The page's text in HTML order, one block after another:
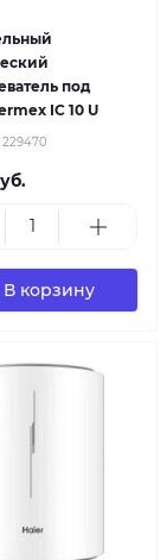
под
IC 10 U
229470
В корзину